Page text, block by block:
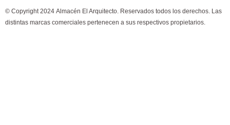
b
a
© Copyright 2024 Almacén El Arquitecto. Reservados todos los derechos. Las
distintas marcas comerciales pertenecen a sus respectivos propietarios.